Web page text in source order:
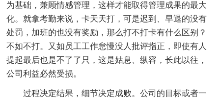
为基础，兼顾情感管理，这样才能取得管理成果的最大
化。就拿考勤来说，卡天天打，可是迟到、早退的没有
处罚，加班的也没有奖励，那么打不打卡有什么区别？
不如不打。又如员工工作怠慢没人批评指正，即使有人
提起最后也是不了了只，这是姑息、纵容，长此以往，
公司利益必然受损。
过程决定结果，细节决定成败。公司的目标或者一